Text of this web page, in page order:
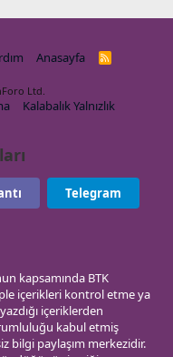
Anasayfa
R
Ltd.
Kalabalık Yalnızlık
Telegram
kapsamında BTK
içerikleri kontrol etme ya
içeriklerden
kabul etmiş
bilgi paylaşım merkezidir.